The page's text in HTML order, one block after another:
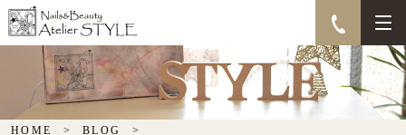
HOME BLOG